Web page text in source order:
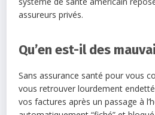
assureurs privés.
Qu’en est-il des
Sans assurance santé pour vous
vous retrouver lourdement
vos factures après un passage à